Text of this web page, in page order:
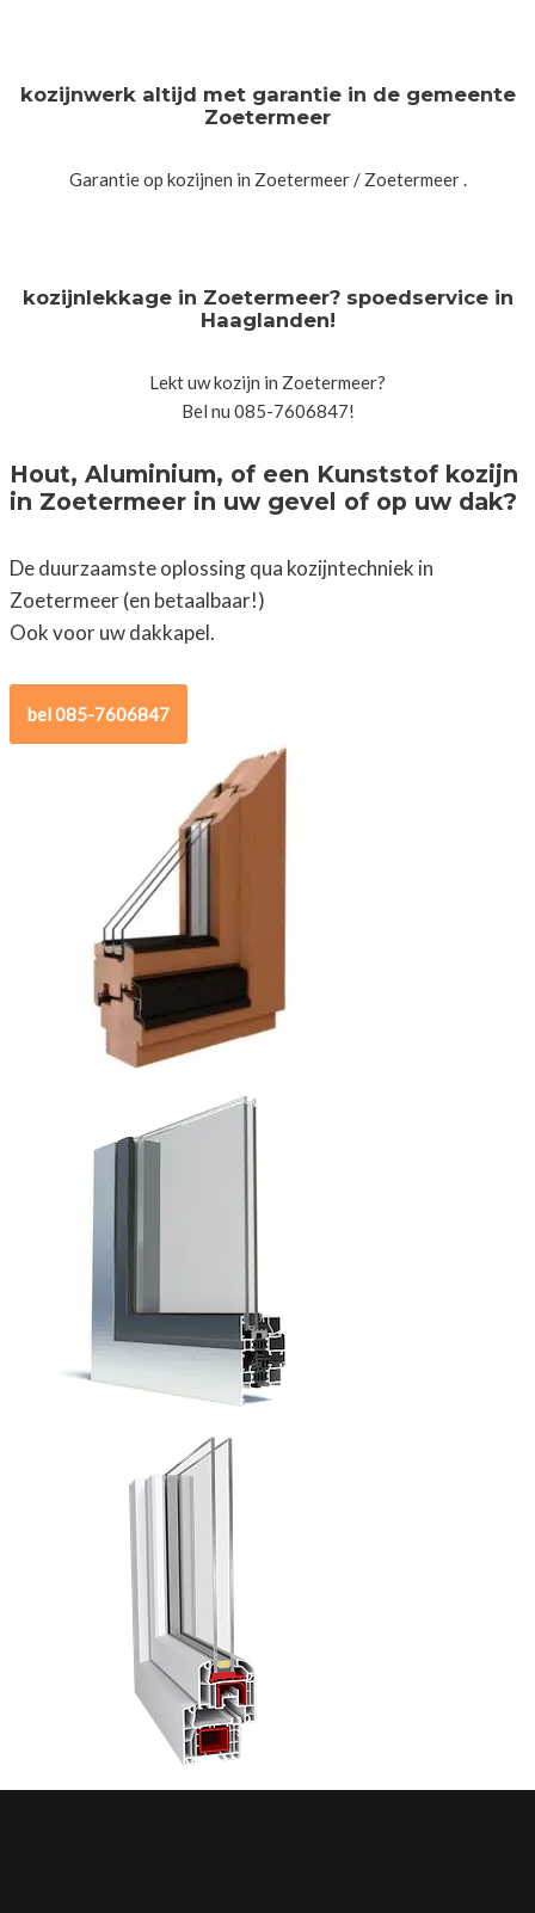
kozijnwerk altijd met garantie in de gemeente
Zoetermeer
Garantie op kozijnen in Zoetermeer / Zoetermeer .
kozijnlekkage in Zoetermeer? spoedservice in
Haaglanden!
Lekt uw kozijn in Zoetermeer?
Bel nu 085-7606847!
Hout, Aluminium, of een Kunststof kozijn
in Zoetermeer in uw gevel of op uw dak?
De duurzaamste oplossing qua kozijntechniek in
Zoetermeer (en betaalbaar!)
Ook voor uw dakkapel.
bel 085-7606847